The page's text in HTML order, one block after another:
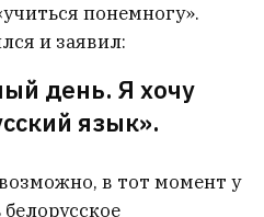
понемногу».
и заявил:
день. Я хочу
язык».
в тот момент у
компания